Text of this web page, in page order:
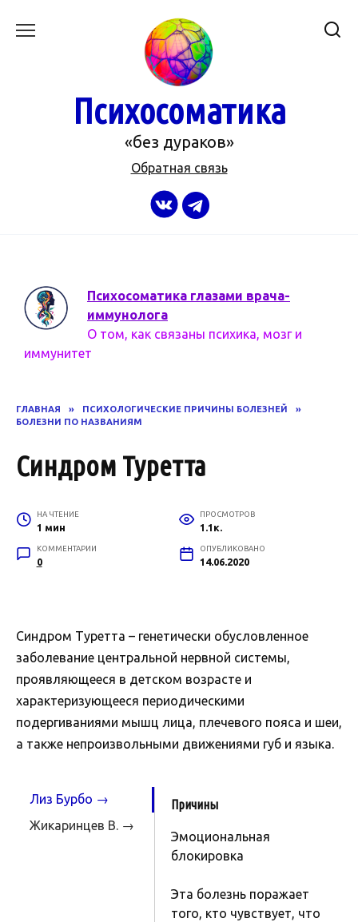
Психосоматика
«без дураков»
Обратная связь
Психосоматика глазами врача-
иммунолога
О том, как связаны психика, мозг и
иммунитет
ГЛАВНАЯ » ПСИХОЛОГИЧЕСКИЕ ПРИЧИНЫ БОЛЕЗНЕЙ
»
БОЛЕЗНИ ПО НАЗВАНИЯМ
Синдром Туретта
НА ЧТЕНИЕ
1 мин
ПРОСМОТРОВ
1.1к.
КОММЕНТАРИИ
0
ОПУБЛИКОВАНО
14.06.2020
Синдром Туретта – генетически обусловленное
заболевание центральной нервной системы,
проявляющееся в детском возрасте и
характеризующееся периодическими
подергиваниями мышц лица, плечевого пояса и шеи,
а также непроизвольными движениями губ и языка.
Лиз Бурбо →
Жикаринцев В. →
Причины
Эмоциональная
блокировка
Эта болезнь поражает
того, кто чувствует, что